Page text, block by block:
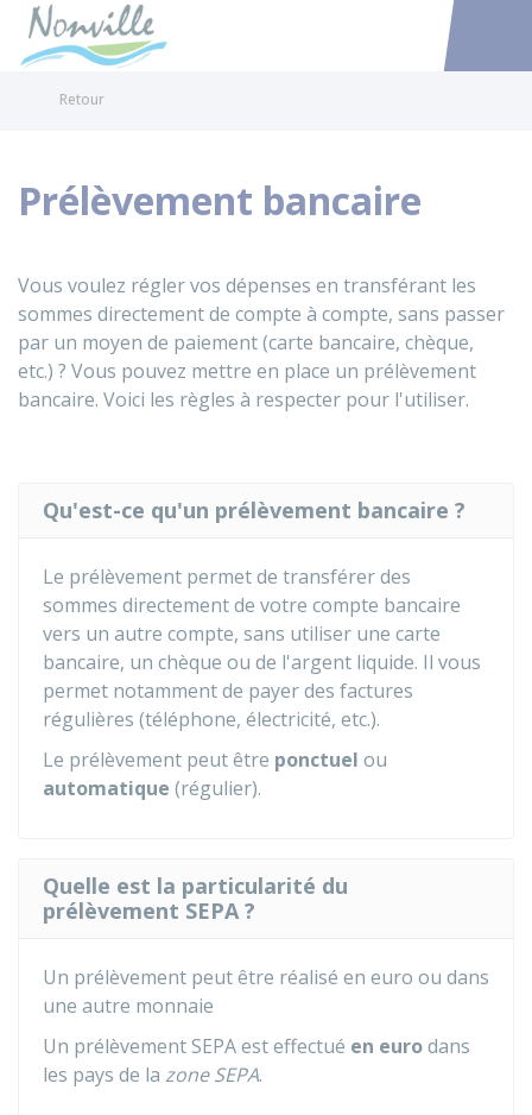
Accéder
Retour
Prélèvement bancaire
Vous voulez régler vos dépenses en transférant les
sommes directement de compte à compte, sans passer
par un moyen de paiement (carte bancaire, chèque,
etc.) ? Vous pouvez mettre en place un prélèvement
bancaire. Voici les règles à respecter pour l'utiliser.
Qu'est-ce qu'un prélèvement bancaire ?
Le prélèvement permet de transférer des
sommes directement de votre compte bancaire
vers un autre compte, sans utiliser une carte
bancaire, un chèque ou de l'argent liquide. Il vous
permet notamment de payer des factures
régulières (téléphone, électricité, etc.).
Le prélèvement peut être ponctuel ou
automatique (régulier).
Quelle est la particularité du
prélèvement SEPA ?
Un prélèvement peut être réalisé en euro ou dans
une autre monnaie
Un prélèvement SEPA est effectué en eurodans
les pays de la zone SEPA.